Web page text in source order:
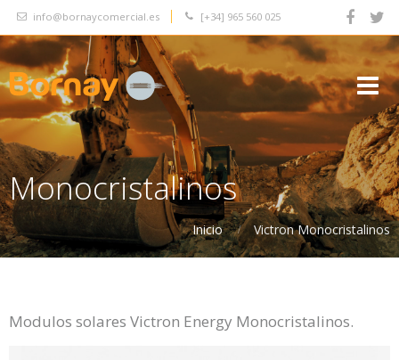
 info@bornaycomercial.es  [+34] 965 560 025  
Monocristalinos
Inicio Victron Monocristalinos
Modulos solares Victron Energy Monocristalinos.